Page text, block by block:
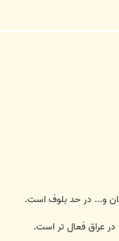
و... در حد بلوف است.